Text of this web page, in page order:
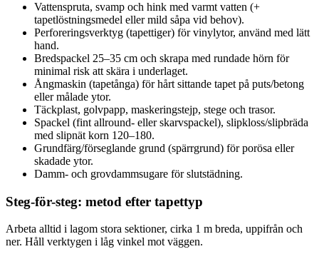
Vattenspruta, svamp och hink med varmt vatten (+
tapetlöstningsmedel eller mild såpa vid behov).
Perforeringsverktyg (tapettiger) för vinylytor, använd med lätt
hand.
Bredspackel 25–35 cm och skrapa med rundade hörn för
minimal risk att skära i underlaget.
Ångmaskin (tapetånga) för hårt sittande tapet på puts/betong
eller målade ytor.
Täckplast, golvpapp, maskeringstejp, stege och trasor.
Spackel (fint allround- eller skarvspackel), slipkloss/slipbräda
med slipnät korn 120–180.
Grundfärg/förseglande grund (spärrgrund) för porösa eller
skadade ytor.
Damm- och grovdammsugare för slutstädning.
Steg-för-steg: metod efter tapettyp
Arbeta alltid i lagom stora sektioner, cirka 1 m breda, uppifrån och
ner. Håll verktygen i låg vinkel mot väggen.